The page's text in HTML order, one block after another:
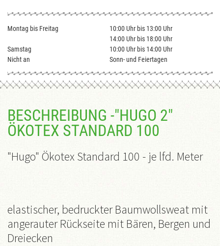
Montag bis Freitag
10:00 Uhr bis 13:00 Uhr
14:00 Uhr bis 18:00 Uhr
Samstag
10:00 Uhr bis 14:00 Uhr
Nicht an
Sonn- und Feiertagen
BESCHREIBUNG -"HUGO 2"
ÖKOTEX STANDARD 100
"Hugo" Ökotex Standard 100 - je lfd. Meter
elastischer, bedruckter Baumwollsweat mit
angerauter Rückseite mit Bären, Bergen und
Dreiecken